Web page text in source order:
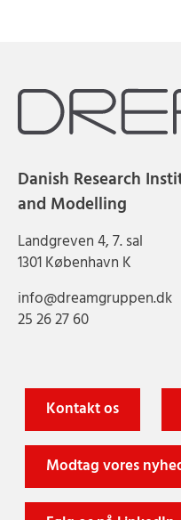
Danish Research
and Modelling
Landgreven 4, 7. sal
1301 København K
info@dreamgruppen.dk
25 26 27 60
Kontakt os
Modtag vores